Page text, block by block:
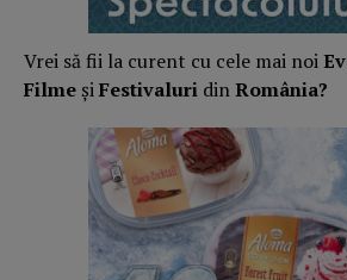
Vrei să fii la curent cu cele mai noi
Filme șiFestivaluri dinRomânia?